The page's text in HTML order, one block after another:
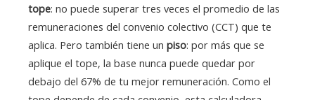
tope: no puede superar tres veces el promedio de las
remuneraciones del convenio colectivo (CCT) que te
aplica. Pero también tiene un piso: por más que se
aplique el tope, la base nunca puede quedar por
debajo del 67% de tu mejor remuneración. Como el